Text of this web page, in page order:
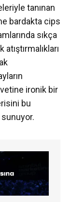
tanınan
bardakta cips
sıkça
ironik bir
bu